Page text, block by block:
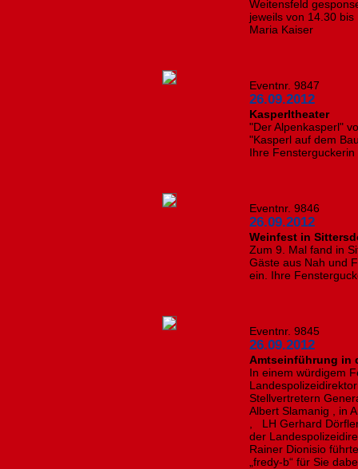
Weitensfeld
jeweils von 14.30
Maria Kaiser
Eventnr. 9847
26.09.2012
Kasperltheater
"Der Alpenkasperl"
"Kasperl auf dem
Ihre
Eventnr. 9846
26.09.2012
Weinfest in
Zum 9. Mal fand in
Gäste aus Nah und
ein. Ihre
Eventnr. 9845
26.09.2012
Amtseinführung in
In einem würdigem
Stellvertretern
Albert Slamanig , in
, LH Gerhard
der
Rainer Dionisio
„fredy-b“ für Sie